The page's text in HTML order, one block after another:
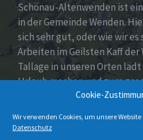
Cookie-
Wir verwenden Cookies, um unsere
Datenschutz
Schönau-Altenwenden ist
in der Gemeinde Wenden.
sich sehr gut, oder wie wir es
Arbeiten im Geilsten Kaff der
Tallage in unseren Orten
Urlaub machen und zum
Dies wird auch durch unser
unter Beweis gestellt.